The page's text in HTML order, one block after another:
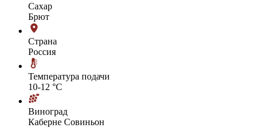
Сахар
Брют
Страна
Россия
Температура подачи
10-12 °С
Виноград
Каберне Совиньон